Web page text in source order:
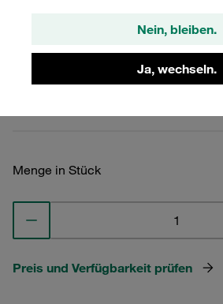
Nein, bleiben.
Ja, wechseln.
STAUFF Materialnr. 1110002102
Menge in Stück
Preis und Verfügbarkeit prüfen